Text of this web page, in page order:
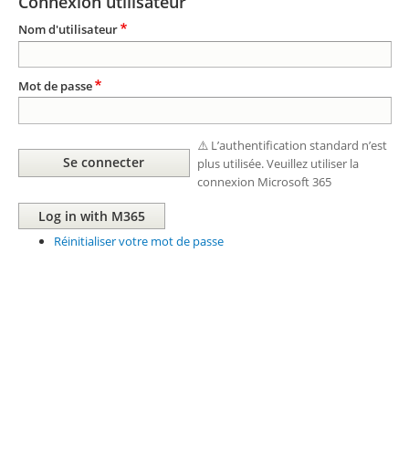
Nom d'utilisateur
Mot de passe
⚠️ L’authentification standard n’est
plus utilisée. Veuillez utiliser la
connexion Microsoft 365
Réinitialiser votre mot de passe